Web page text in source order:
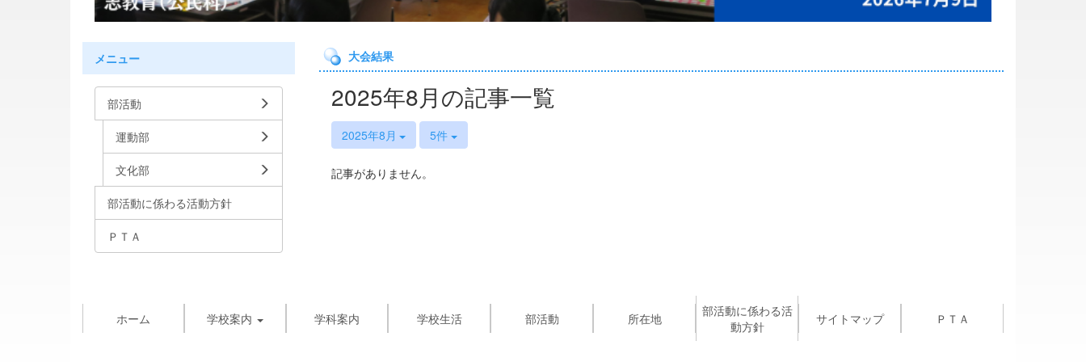
大会結果
2025年8月の記事一覧
2025年8月 5件
記事がありません。
メニュー
部活動
運動部
文化部
部活動に係わる活動方針
ＰＴＡ
ホーム 学校案内 学科案内 学校生活 部活動 所在地
部活動に係わる活
動方針
サイトマップ ＰＴＡ